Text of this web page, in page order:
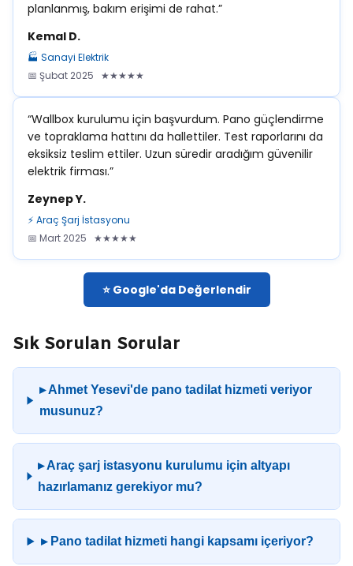
planlanmış, bakım erişimi de rahat.”
Kemal D.
🏭 Sanayi Elektrik
📅 Şubat 2025 ★★★★★
“Wallbox kurulumu için başvurdum. Pano güçlendirme
ve topraklama hattını da hallettiler. Test raporlarını da
eksiksiz teslim ettiler. Uzun süredir aradığım güvenilir
elektrik firması.”
Zeynep Y.
⚡ Araç Şarj İstasyonu
📅 Mart 2025 ★★★★★
⭐ Google'da Değerlendir
Sık Sorulan Sorular
▸ Ahmet Yesevi'de pano tadilat hizmeti veriyor
musunuz?
▸ Araç şarj istasyonu kurulumu için altyapı
hazırlamanız gerekiyor mu?
▸ Pano tadilat hizmeti hangi kapsamı içeriyor?